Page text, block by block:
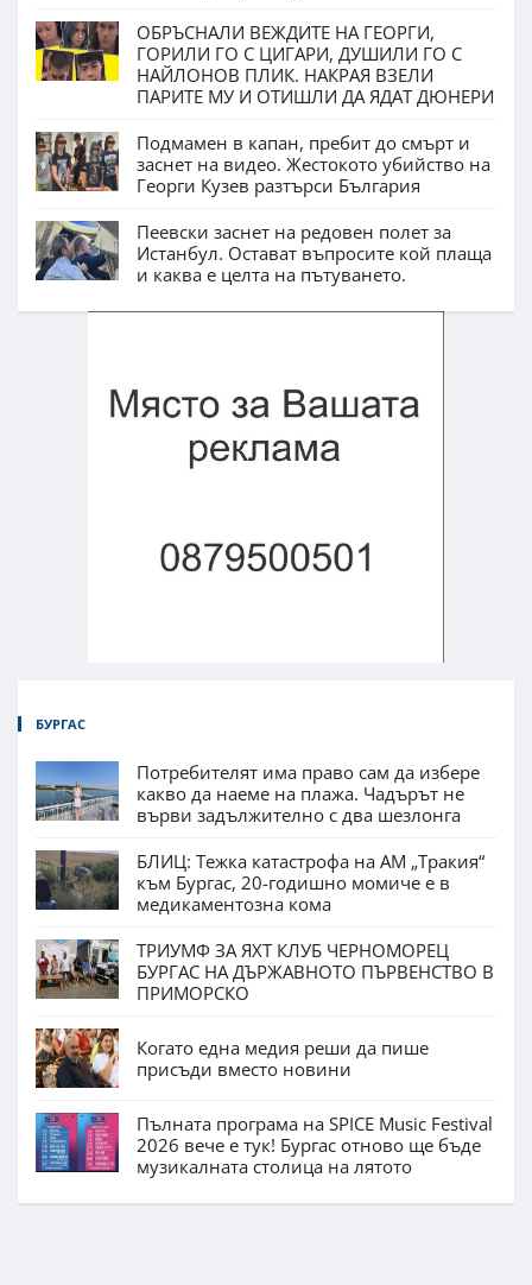
ОБРЪСНАЛИ ВЕЖДИТЕ НА ГЕОРГИ,
ГОРИЛИ ГО С ЦИГАРИ, ДУШИЛИ ГО С
НАЙЛОНОВ ПЛИК. НАКРАЯ ВЗЕЛИ
ПАРИТЕ МУ И ОТИШЛИ ДА ЯДАТ ДЮНЕРИ
Подмамен в капан, пребит до смърт и
заснет на видео. Жестокото убийство на
Георги Кузев разтърси България
Пеевски заснет на редовен полет за
Истанбул. Остават въпросите кой плаща
и каква е целта на пътуването.
БУРГАС
Потребителят има право сам да избере
какво да наеме на плажа. Чадърът не
върви задължително с два шезлонга
БЛИЦ: Тежка катастрофа на АМ „Тракия“
към Бургас, 20-годишно момиче е в
медикаментозна кома
ТРИУМФ ЗА ЯХТ КЛУБ ЧЕРНОМОРЕЦ
БУРГАС НА ДЪРЖАВНОТО ПЪРВЕНСТВО В
ПРИМОРСКО
Когато една медия реши да пише
присъди вместо новини
Пълната програма на SPICE Music Festival
2026 вече е тук! Бургас отново ще бъде
музикалната столица на лятото